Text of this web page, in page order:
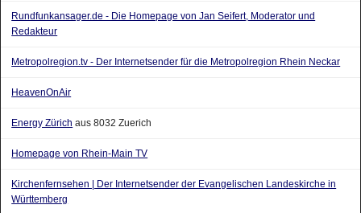
Rundfunkansager.de - Die Homepage von Jan Seifert, Moderator und
Redakteur
Metropolregion.tv - Der Internetsender für die Metropolregion Rhein Neckar
HeavenOnAir
Energy Zürich aus 8032 Zuerich
Homepage von Rhein-Main TV
Kirchenfernsehen | Der Internetsender der Evangelischen Landeskirche in
Württemberg